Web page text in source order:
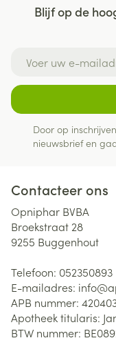
Blijf op de
Door op
nieuwsbrief en
Contacteer ons
Opniphar BVBA
Broekstraat 28
9255 Buggenhout
Telefoon: 052350893
E-mailadres: info@
APB nummer:
Apotheek titularis:
BTW nummer: